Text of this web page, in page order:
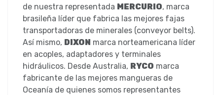
de nuestra representada MERCURIO, marca
brasileña líder que fabrica las mejores fajas
transportadoras de minerales (conveyor belts).
Así mismo, DIXON marca norteamericana líder
en acoples, adaptadores y terminales
hidráulicos. Desde Australia, RYCO marca
fabricante de las mejores mangueras de
Oceanía de quienes somos representantes